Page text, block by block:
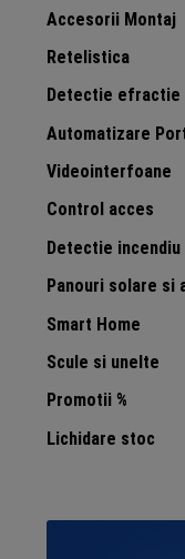
Accesorii Montaj
Retelistica
Detectie efractie
Automatizare
Videointerfoane
Control acces
Detectie incendiu
Panouri solare si
Smart Home
Scule si unelte
Promotii %
Lichidare stoc